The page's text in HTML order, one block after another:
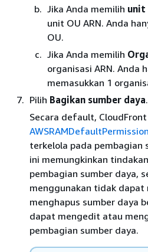
Jika Anda memilih unit
unit OU ARN. Anda
OU.
Jika Anda memilih
organisasi ARN. Anda
memasukkan 1
Pilih Bagikan sumber daya.
Secara default,
terkelola pada pembagian
ini memungkinkan
pembagian sumber daya,
menggunakan tidak dapat
menghapus sumber daya
dapat mengedit atau
pembagian sumber daya.